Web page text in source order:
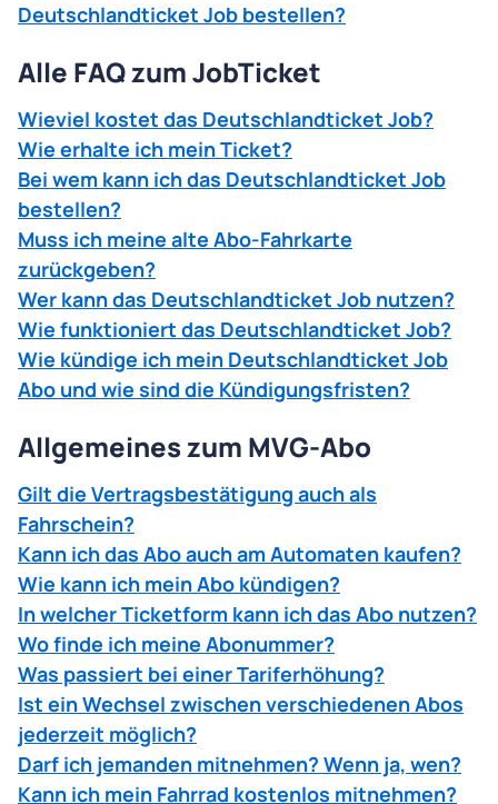
Deutschlandticket Job bestellen?
Alle FAQ zum JobTicket
Wieviel kostet das Deutschlandticket Job?
Wie erhalte ich mein Ticket?
Bei wem kann ich das Deutschlandticket Job
bestellen?
Muss ich meine alte Abo-Fahrkarte
zurückgeben?
Wer kann das Deutschlandticket Job nutzen?
Wie funktioniert das Deutschlandticket Job?
Wie kündige ich mein Deutschlandticket Job
Abo und wie sind die Kündigungsfristen?
Allgemeines zum MVG-Abo
Gilt die Vertragsbestätigung auch als
Fahrschein?
Kann ich das Abo auch am Automaten kaufen?
Wie kann ich mein Abo kündigen?
In welcher Ticketform kann ich das Abo nutzen?
Wo finde ich meine Abonummer?
Was passiert bei einer Tariferhöhung?
Ist ein Wechsel zwischen verschiedenen Abos
jederzeit möglich?
Darf ich jemanden mitnehmen? Wenn ja, wen?
Kann ich mein Fahrrad kostenlos mitnehmen?